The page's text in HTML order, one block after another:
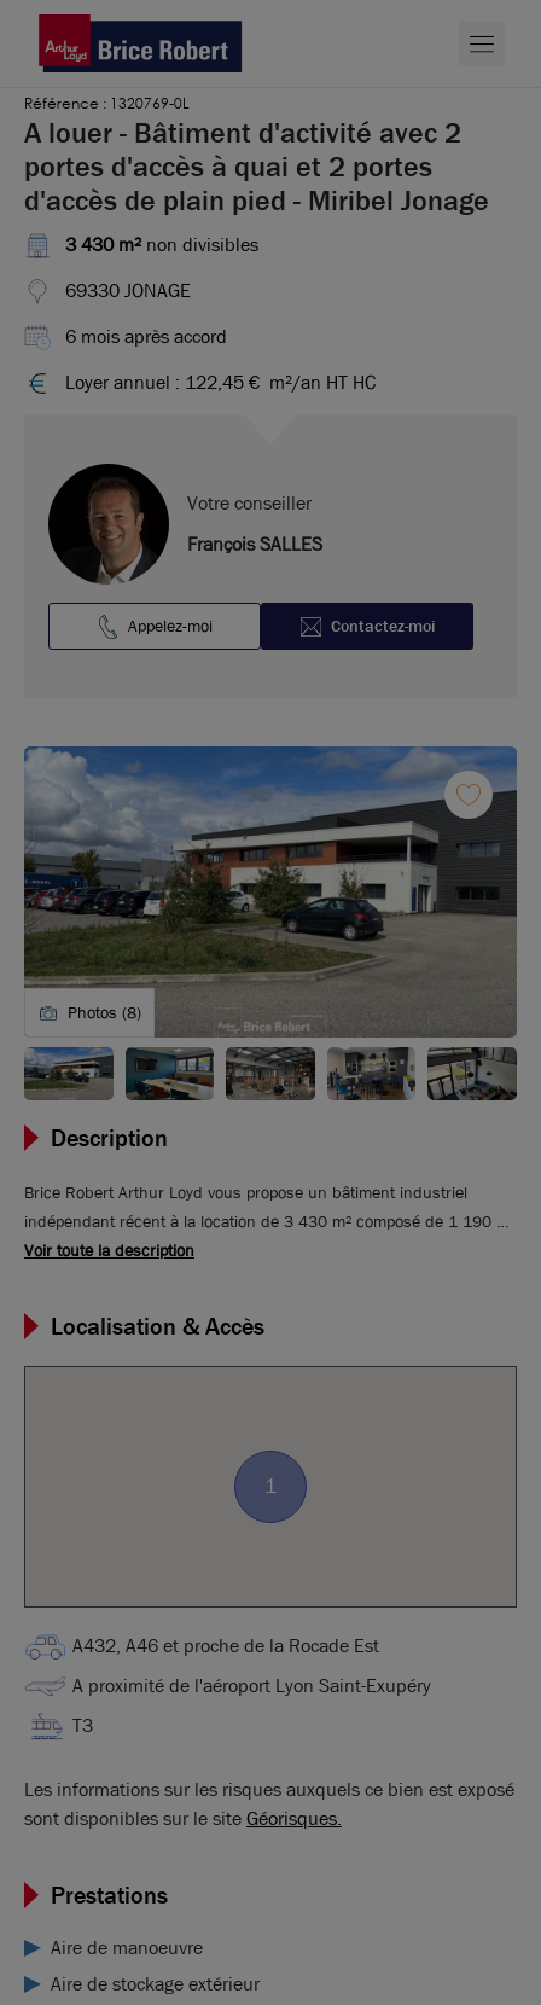
Référence : 1320769-0L
A louer - Bâtiment d'activité avec 2
portes d'accès à quai et 2 portes
d'accès de plain pied - Miribel Jonage
3 430 m² non divisibles
69330 JONAGE
6 mois après accord
Loyer annuel : 122,45 € m²/an HT HC
Votre conseiller
François SALLES
Appelez-moi Contactez-moi
Photos (8)
Description
Brice Robert Arthur Loyd vous propose un bâtiment industriel
indépendant récent à la location de 3 430 m² composé de 1 190 m²
de bureaux et 2 240 m² de surface activités sur son terrain de 8
quinzaine de km à l'est de Lyon. L' ensemble s'accompagne de 55
places de parking. Il est équipé de 2 portes d'accès à quai et 2
portes d'accès de plain pied.
Voir toute la description
Localisation & Accès
1
A432, A46 et proche de la Rocade Est
A proximité de l'aéroport Lyon Saint-Exupéry
T3
Les informations sur les risques auxquels ce bien est exposé
sont disponibles sur le siteGéorisques.
Prestations
Aire de manoeuvre
Aire de stockage extérieur